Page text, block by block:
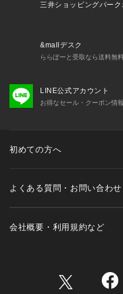
三井ショッピングパーク
&mallデスク
ららぽーと受取なら送料無
LINE公式アカウント
お得なセール・クーポン情
初めての方へ
よくある質問・お問い合わせ
会社概要・利用規約など